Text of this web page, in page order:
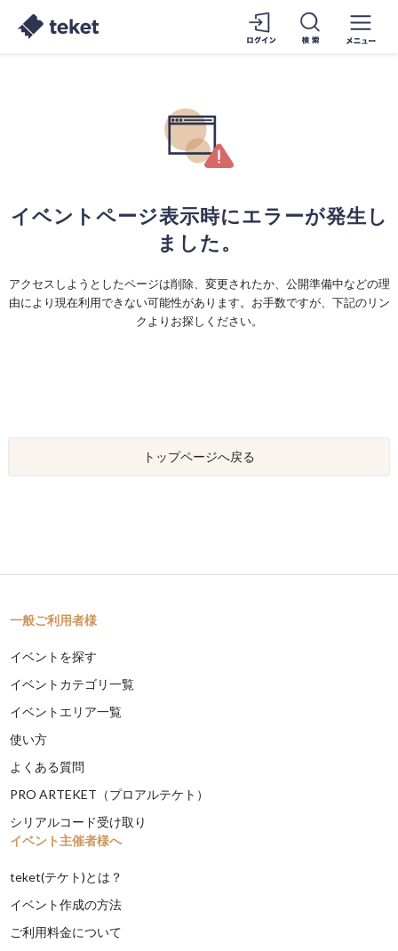
イベントページ表示時にエラーが発生し
ました。
アクセスしようとしたページは削除、変更されたか、公開準備中などの理
由により現在利用できない可能性があります。お手数ですが、下記のリン
クよりお探しください。
トップページへ戻る
一般ご利用者様
イベントを探す
イベントカテゴリ一覧
イベントエリア一覧
使い方
よくある質問
PRO ARTEKET（プロアルテケト）
シリアルコード受け取り
イベント主催者様へ
teket(テケト)とは？
イベント作成の方法
ご利用料金について